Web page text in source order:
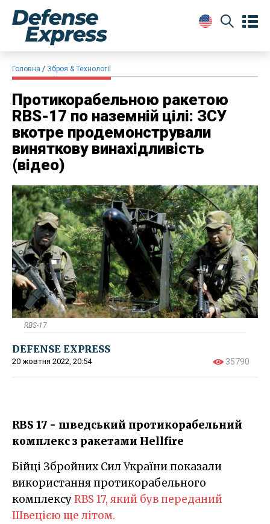
Головна Зброя & Технології
Протикорабельною ракетою
RBS-17 по наземній цілі: ЗСУ
вкотре продемонстрували
виняткову винахідливість
(відео)
RBS-17
DEFENSE EXPRESS
20 жовтня 2022, 20:54 35790
RBS 17 - шведський протикорабельний
комплекс з ракетами Hellfire
Бійці Збройних Сил України показали
використання протикорабельного
комплексуRBS 17, який був переданий
Швецією ще літом.